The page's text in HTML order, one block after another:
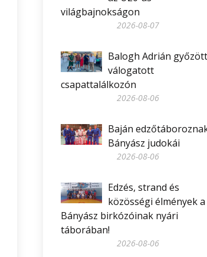
világbajnokságon
2026-08-07
Balogh Adrián
válogatott
csapattalálkozón
2026-08-06
Baján
Bányász judokái
2026-08-06
Edzés, strand és
közösségi élmények a
Bányász birkózóinak nyári
táborában!
2026-08-06